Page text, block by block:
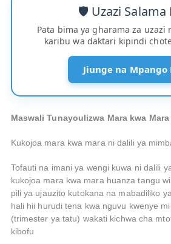
🛡️ Uzazi Salama
Pata bima ya gharama za
karibu wa daktari kipindi
Jiunge na Mpango
Maswali Tunayoulizwa Mara kwa Mara
Kukojoa mara kwa mara ni dalili ya
Tofauti na imani ya wengi kuwa ni dalili
kukojoa mara kwa mara huanza tangu
pili ya ujauzito kutokana na mabadiliko
hali hii hurudi tena kwa nguvu kwenye
(trimester ya tatu) wakati kichwa cha
kibofu